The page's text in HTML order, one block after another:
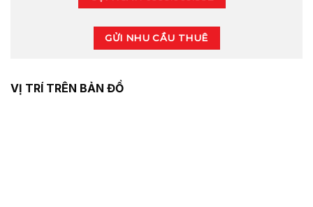
GỬI NHU CẦU THUÊ
VỊ TRÍ TRÊN BẢN ĐỒ